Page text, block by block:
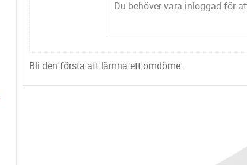
Bli den första att lämna ett omdöme.